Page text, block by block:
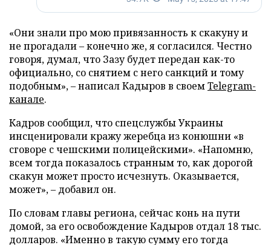
«Они знали про мою привязанность к скакуну и
не прогадали – конечно же, я согласился. Честно
говоря, думал, что Зазу будет передан как-то
официально, со снятием с него санкций и тому
подобным», – написал Кадыров в своемTelegram-
канале.
Кадров сообщил, что спецслужбы Украины
инсценировали кражу жеребца из конюшни «в
сговоре с чешскими полицейскими». «Напомню,
всем тогда показалось странным то, как дорогой
скакун может просто исчезнуть. Оказывается,
может», – добавил он.
По словам главы региона, сейчас конь на пути
домой, за его освобождение Кадыров отдал 18 тыс.
долларов. «Именно в такую сумму его тогда